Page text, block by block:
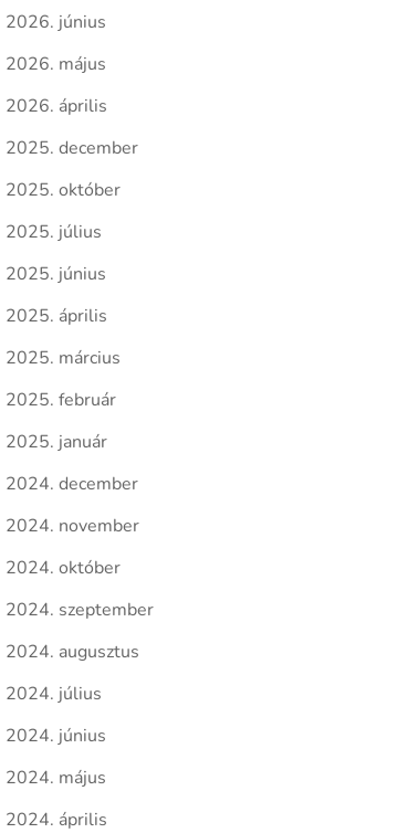
2026. június
2026. május
2026. április
2025. december
2025. október
2025. július
2025. június
2025. április
2025. március
2025. február
2025. január
2024. december
2024. november
2024. október
2024. szeptember
2024. augusztus
2024. július
2024. június
2024. május
2024. április